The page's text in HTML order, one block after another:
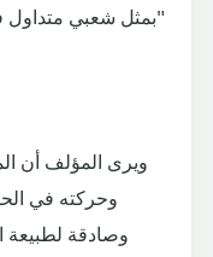
بمثل شعبي متداول في اليمن "ما يجي مثل أبوه إلا الحمار"
ويرى المؤلف أن
وحركته في
وصادقة لطبيعة